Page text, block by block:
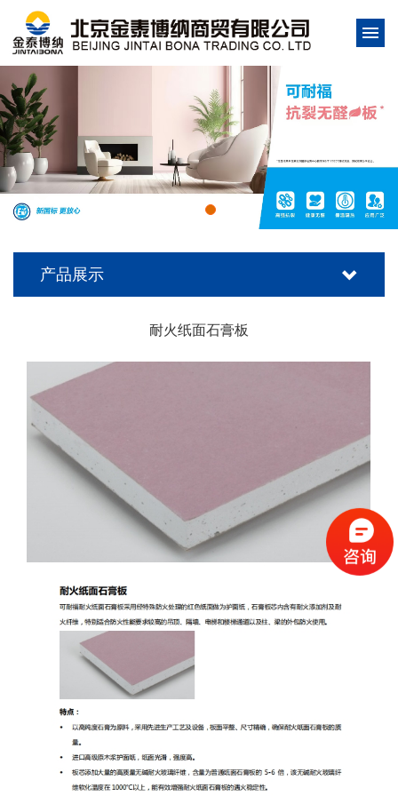
产品展示
耐火纸面石膏板